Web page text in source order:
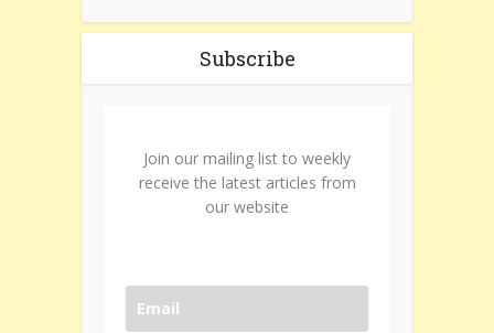
Subscribe
Join our mailing list to weekly
receive the latest articles from
our website